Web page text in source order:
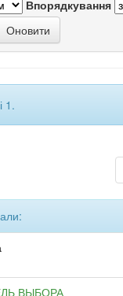
Впорядкування
1.
ВЫБОРА